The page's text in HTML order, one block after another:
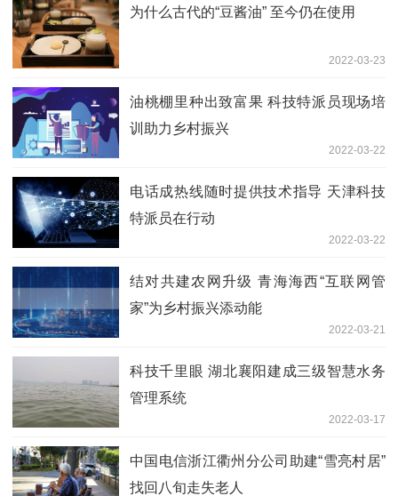
为什么古代的“豆酱油” 至今仍在使用
2022-03-23
油桃棚里种出致富果 科技特派员现场培
训助力乡村振兴
2022-03-22
电话成热线随时提供技术指导 天津科技
特派员在行动
2022-03-22
结对共建农网升级 青海海西“互联网管
家”为乡村振兴添动能
2022-03-21
科技千里眼 湖北襄阳建成三级智慧水务
管理系统
2022-03-17
中国电信浙江衢州分公司助建“雪亮村居”
找回八旬走失老人